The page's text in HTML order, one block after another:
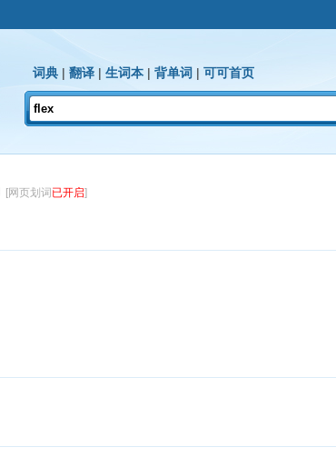
词典 | 翻译 | 生词本 | 背单词 | 可可首页
[网页划词 已开启]